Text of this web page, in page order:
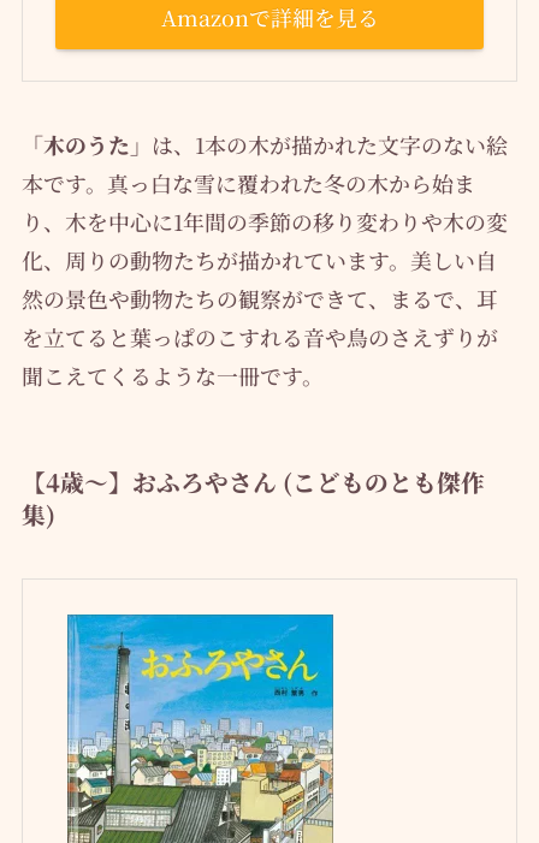
Amazonで詳細を見る
「木のうた」 は、1本の木が描かれた文字のない絵
本です。真っ白な雪に覆われた冬の木から始ま
り、木を中心に1年間の季節の移り変わりや木の変
化、周りの動物たちが描かれています。美しい自
然の景色や動物たちの観察ができて、まるで、耳
を立てると葉っぱのこすれる音や鳥のさえずりが
聞こえてくるような一冊です。
【4歳～】おふろやさん (こどものとも傑作
集)